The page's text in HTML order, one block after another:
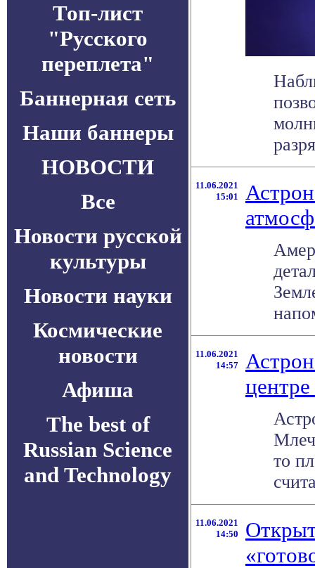
Топ-лист
"Русского
переплета"
Баннерная сеть
Наши баннеры
НОВОСТИ
Все
Новости русской
культуры
Новости науки
Космические
новости
Афиша
The best of
Russian Science
and Technology
11.06.2021
15:01
11.06.2021
14:57
то
11.06.2021
14:50